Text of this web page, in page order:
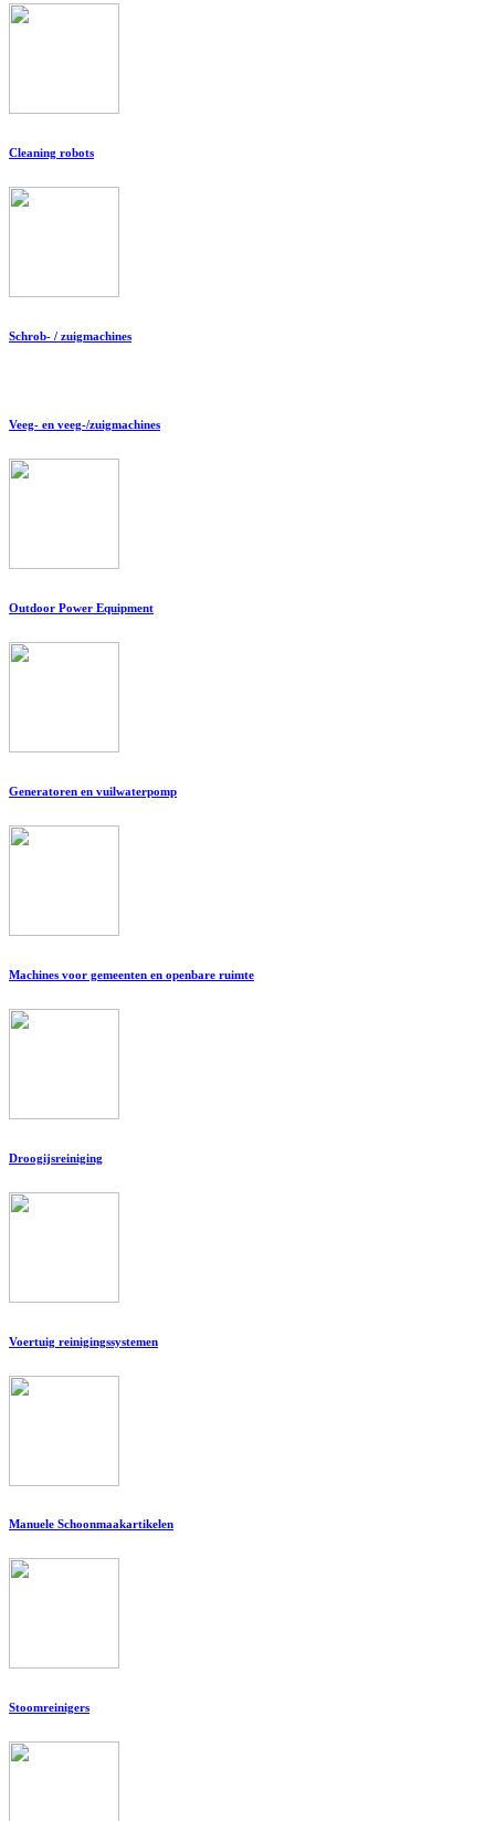
Cleaning robots
Schrob- / zuigmachines
Veeg- en veeg-/zuigmachines
Outdoor Power Equipment
Generatoren en vuilwaterpomp
Machines voor gemeenten en openbare ruimte
Droogijsreiniging
Voertuig reinigingssystemen
Manuele Schoonmaakartikelen
Stoomreinigers